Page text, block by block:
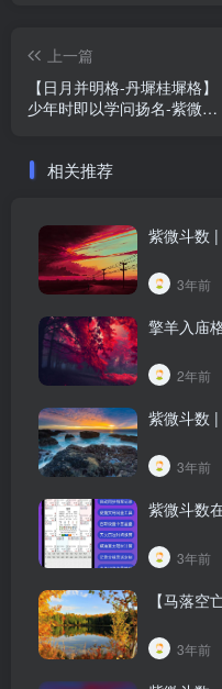
上一篇
【日月并明格-丹墀桂墀格】
少年时即以学问扬名-紫微斗
相关推荐
紫微斗数
3年前
擎羊入庙
2年前
紫微斗数
3年前
紫微斗数
3年前
【马落空
3年前